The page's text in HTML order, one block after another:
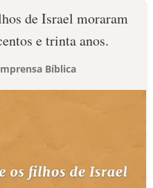
de Israel moraram
e trinta anos.
Bíblica